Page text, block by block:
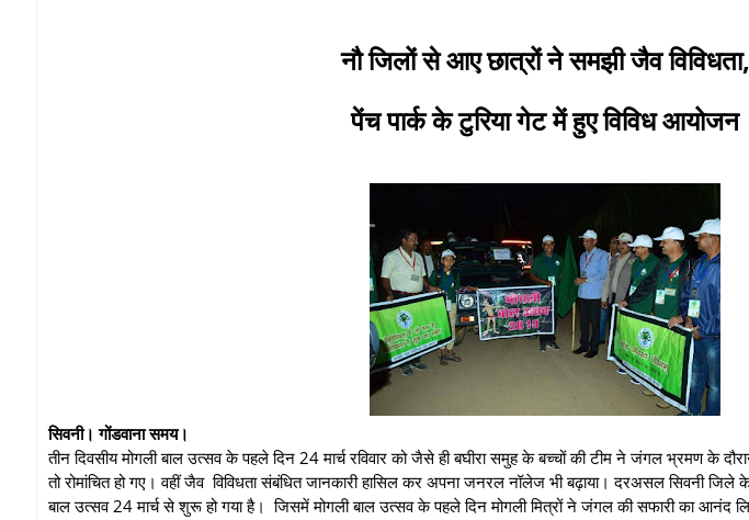
नौ जिलों से आए छात्रों ने समझी जैव विविधता,
पेंच पार्क के टुरिया गेट में हुए विविध आयोजन
सिवनी। गोंडवाना समय।
तीन दिवसीय मोगली बाल उत्सव के पहले दिन 24 मार्च रविवार को जैसे ही बघीरा समुह के बच्चों की टीम ने जंगल भ्रमण के
तो रोमांचित हो गए। वहीं जैव विविधता संबंधित जानकारी हासिल कर अपना जनरल नॉलेज भी बढ़ाया। दरअसल सिवनी जिले
बाल उत्सव 24 मार्च से शुरू हो गया है। जिसमें मोगली बाल उत्सव के पहले दिन मोगली मित्रों ने जंगल की सफारी का आनंद